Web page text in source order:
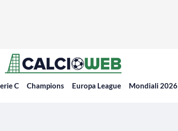
C Champions Europa League Mondiali 2026